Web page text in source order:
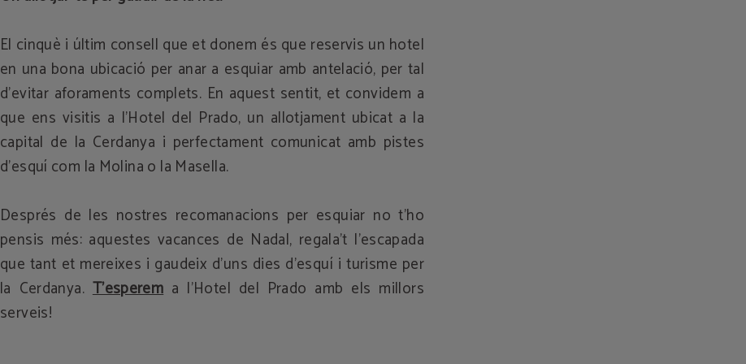
El cinquè i últim consell que et donem és que reservis un hotel
en una bona ubicació per anar a esquiar amb antelació, per tal
d’evitar aforaments complets. En aquest sentit, et convidem a
que ens visitis a l’Hotel del Prado, un allotjament ubicat a la
capital de la Cerdanya i perfectament comunicat amb pistes
d’esquí com la Molina o la Masella.
Després de les nostres recomanacions per esquiar no t’ho
pensis més: aquestes vacances de Nadal, regala’t l’escapada
que tant et mereixes i gaudeix d’uns dies d’esquí i turisme per
la Cerdanya. T’esperem a l’Hotel del Prado amb els millors
serveis!